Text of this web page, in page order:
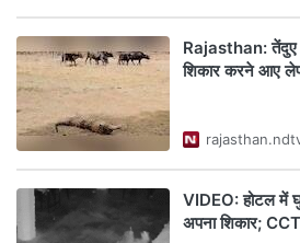
Rajasthan: तेंदुए
शिकार करने आए
VIDEO: होटल में
अपना शिकार;